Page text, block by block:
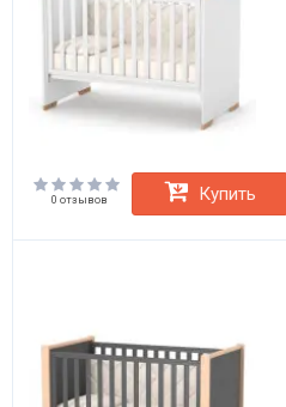
0 отзывов Купить